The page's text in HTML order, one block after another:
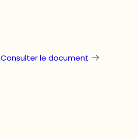
Consulter le document